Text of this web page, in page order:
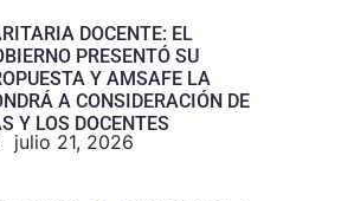
DOCENTE: EL
PRESENTÓ SU
Y AMSAFE LA
A CONSIDERACIÓN DE
Y LOS DOCENTES
julio 21, 2026